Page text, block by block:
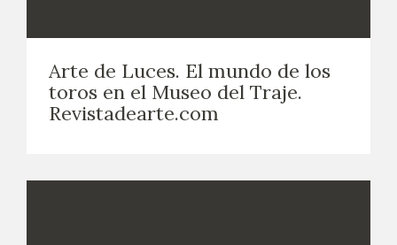
Arte de Luces. El mundo de los
toros en el Museo del Traje.
Revistadearte.com